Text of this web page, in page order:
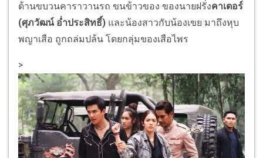
ด้านขบวนคาราวานรถ ขนข้าวของ ของนายฝรั่งคาเตอร์
(ศุภวัฒน์ อ่ำประสิทธิ์) และน้องสาวกับน้องเขย มาถึงหุบ
พญาเสือ ถูกถล่มปล้น โดยกลุ่มของเสือไพร
>